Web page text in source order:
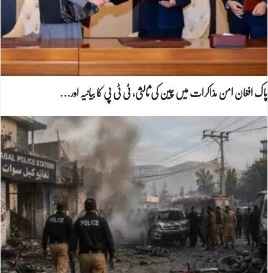
پاک افغان امن مذاکرات میں چین کی ثالثی، ٹی ٹی پی کا بیانیہ اور…